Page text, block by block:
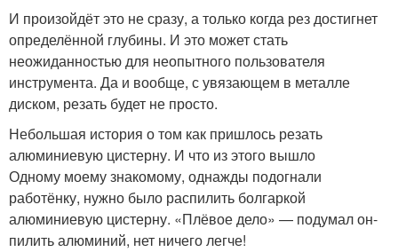
И произойдёт это не сразу, а только когда рез достигнет
определённой глубины. И это может стать
неожиданностью для неопытного пользователя
инструмента. Да и вообще, с увязающем в металле
диском, резать будет не просто.
Небольшая история о том как пришлось резать
алюминиевую цистерну. И что из этого вышло
Одному моему знакомому, однажды подогнали
работёнку, нужно было распилить болгаркой
алюминиевую цистерну. «Плёвое дело» — подумал он-
пилить алюминий, нет ничего легче!